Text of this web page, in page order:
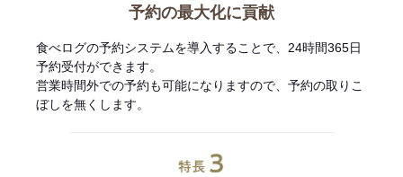
予約の最大化に貢献
食べログの予約システムを導入することで、24時間365日
予約受付ができます。
営業時間外での予約も可能になりますので、予約の取りこ
ぼしを無くします。